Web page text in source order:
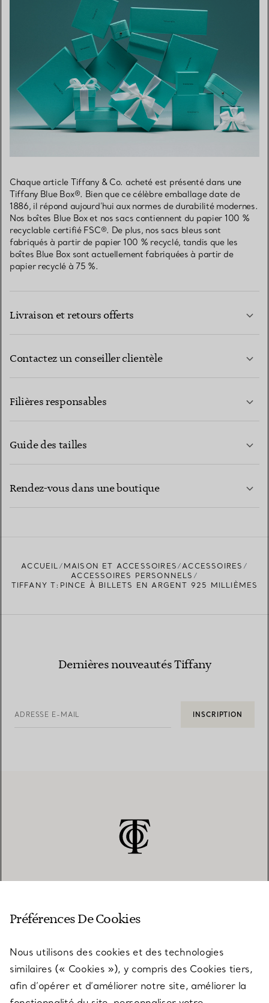
Chaque article Tiffany & Co. acheté est présenté dans une
Tiffany Blue Box®. Bien que ce célèbre emballage date de
1886, il répond aujourd’hui aux normes de durabilité modernes.
Nos boîtes Blue Box et nos sacs contiennent du papier 100 %
recyclable certifié FSC®. De plus, nos sacs bleus sont
fabriqués à partir de papier 100 % recyclé, tandis que les
boîtes Blue Box sont actuellement fabriquées à partir de
papier recyclé à 75 %.
Livraison et retours offerts
Contactez un conseiller clientèle
Filières responsables
Guide des tailles
Rendez-vous dans une boutique
TROUVEZ LA BOUTIQUE LA PLUS PROCHE
ACCUEIL MAISON ET ACCESSOIRES
ACCESSOIRES
ACCESSOIRES PERSONNELS
TIFFANY T:PINCE À BILLETS EN ARGENT 925 MILLIÈMES
Dernières nouveautés Tiffany
ADRESSE E-MAIL INSCRIPTION
SERVICES
Préférences De Cookies
Nous utilisons des cookies et des technologies
similaires (« Cookies »), y compris des Cookies tiers,
afin d’opérer et d’améliorer notre site, améliorer la